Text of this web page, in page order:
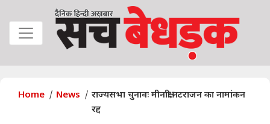
Home News
राज्यसभा चुनावः मीनाक्षी नटराजन का नामांकन
रद्द